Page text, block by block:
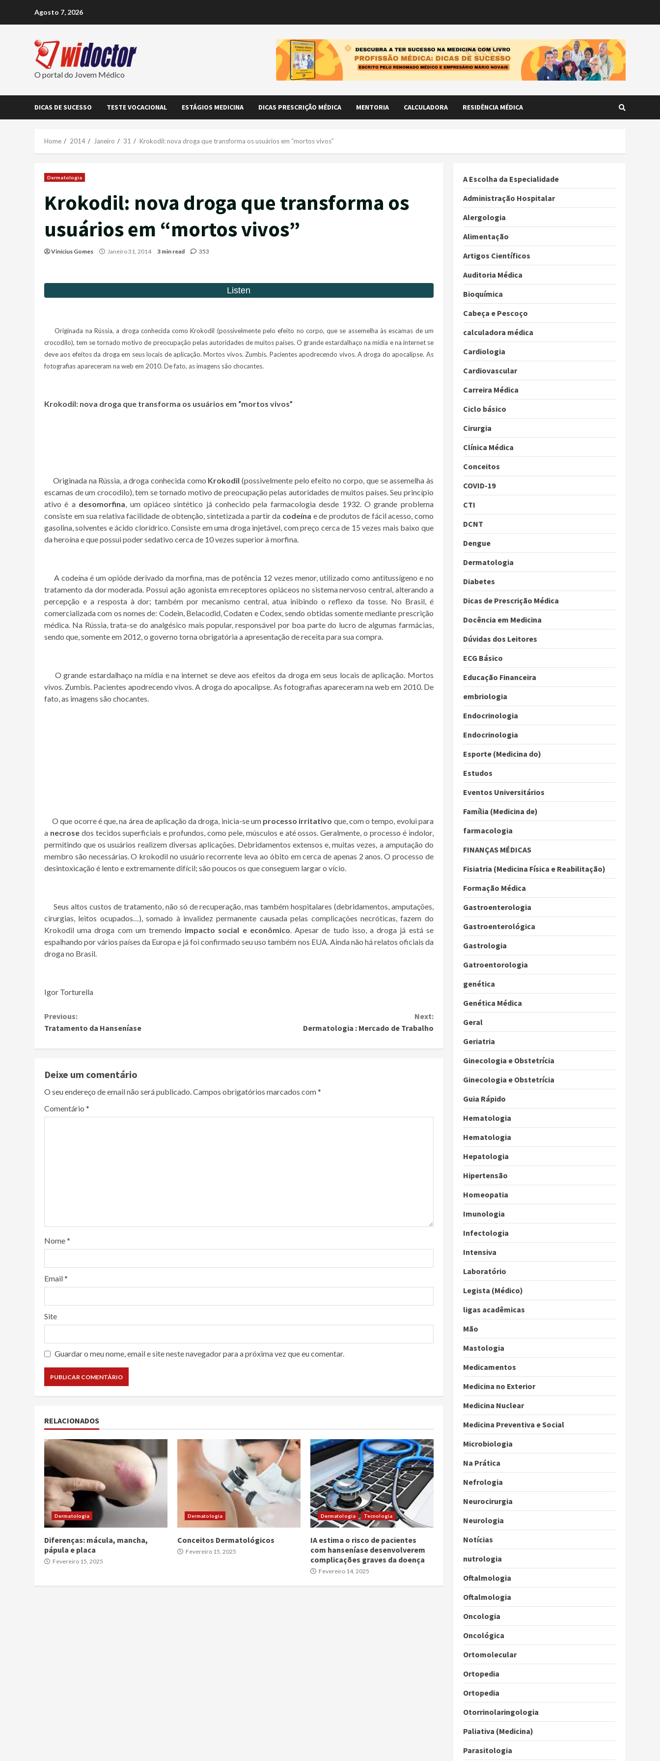
Agosto 7, 2026
O portal do Jovem Médico
DICAS DE SUCESSO TESTE VOCACIONAL ESTÁGIOS MEDICINA DICAS PRESCRIÇÃO MÉDICA MENTORIA CALCULADORA RESIDÊNCIA MÉDICA
Home 2014 Janeiro 31 Krokodil: nova droga que transforma os usuários em “mortos vivos”
Dermatologia
Krokodil: nova droga que transforma os
usuários em “mortos vivos”
Vinícius Gomes Janeiro 31, 2014 3 min read 353
Originada na Rússia, a droga conhecida como Krokodil (possivelmente pelo efeito no corpo, que se assemelha às escamas de um
crocodilo), tem se tornado motivo de preocupação pelas autoridades de muitos países.O grande estardalhaço na mídia e na internet se
deve aos efeitos da droga em seus locais de aplicação. Mortos vivos. Zumbis. Pacientes apodrecendo vivos. A droga do apocalipse. As
fotografias apareceram na web em 2010. De fato, as imagens são chocantes.
Krokodil: nova droga que transforma os usuários em “mortos vivos”
Originada na Rússia, a droga conhecida como Krokodil (possivelmente pelo efeito no corpo, que se assemelha às
escamas de um crocodilo), tem se tornado motivo de preocupação pelas autoridades de muitos países. Seu princípio
ativo é a desomorfina, um opiáceo sintético já conhecido pela farmacologia desde 1932. O grande problema
consiste em sua relativa facilidade de obtenção, sintetizada a partir da codeína e de produtos de fácil acesso, como
gasolina, solventes e ácido clorídrico. Consiste em uma droga injetável, com preço cerca de 15 vezes mais baixo que
da heroína e que possui poder sedativo cerca de 10 vezes superior à morfina.
A codeína é um opióde derivado da morfina, mas de potência 12 vezes menor, utilizado como antitussígeno e no
tratamento da dor moderada. Possui ação agonista em receptores opiáceos no sistema nervoso central, alterando a
percepção e a resposta à dor; também por mecanismo central, atua inibindo o reflexo da tosse. No Brasil, é
comercializada com os nomes de: Codein, Belacodid, Codaten e Codex, sendo obtidas somente mediante prescrição
médica. Na Rússia, trata-se do analgésico mais popular, responsável por boa parte do lucro de algumas farmácias,
sendo que, somente em 2012, o governo torna obrigatória a apresentação de receita para sua compra.
O grande estardalhaço na mídia e na internet se deve aos efeitos da droga em seus locais de aplicação. Mortos
vivos. Zumbis. Pacientes apodrecendo vivos. A droga do apocalipse. As fotografias apareceram na web em 2010. De
fato, as imagens são chocantes.
O que ocorre é que, na área de aplicação da droga, inicia-se um processo irritativo que, com o tempo, evolui para
a necrosedos tecidos superficiais e profundos, como pele, músculos e até ossos. Geralmente, o processo é indolor,
permitindo que os usuários realizem diversas aplicações. Debridamentos extensos e, muitas vezes, a amputação do
membro são necessárias. O krokodil no usuário recorrente leva ao óbito em cerca de apenas 2 anos. O processo de
desintoxicação é lento e extremamente difícil; são poucos os que conseguem largar o vício.
Seus altos custos de tratamento, não só de recuperação, mas também hospitalares (debridamentos, amputações,
cirurgias, leitos ocupados…), somado à invalidez permanente causada pelas complicações necróticas, fazem do
Krokodil uma droga com um tremendo impacto social e econômico. Apesar de tudo isso, a droga já está se
espalhando por vários países da Europa e já foi confirmado seu uso também nos EUA. Ainda não há relatos oficiais da
droga no Brasil.
Igor Torturella
Continue
Previous:
Tratamento da Hanseníase
Next:
Dermatologia : Mercado de Trabalho
Deixe um comentário
O seu endereço de email não será publicado.Campos obrigatórios marcados com*
Comentário *
Nome*
Email*
Site
Guardar o meu nome, email e site neste navegador para a próxima vez que eu comentar.
RELACIONADOS
Dermatologia
Diferenças: mácula, mancha,
pápula e placa
Fevereiro 15, 2025
Dermatologia
Conceitos Dermatológicos
Fevereiro 15, 2025
Dermatologia Tecnologia
IA estima o risco de pacientes
com hanseníase desenvolverem
complicações graves da doença
Fevereiro 14, 2025
A Escolha da Especialidade
Administração Hospitalar
Alergologia
Alimentação
Artigos Científicos
Auditoria Médica
Bioquímica
Cabeça e Pescoço
calculadora médica
Cardiologia
Cardiovascular
Carreira Médica
Ciclo básico
Cirurgia
Clínica Médica
Conceitos
COVID-19
CTI
DCNT
Dengue
Dermatologia
Diabetes
Dicas de Prescrição Médica
Docência em Medicina
Dúvidas dos Leitores
ECG Básico
Educação Financeira
embriologia
Endocrinologia
Endocrinologia
Esporte (Medicina do)
Estudos
Eventos Universitários
Família (Medicina de)
farmacologia
FINANÇAS MÉDICAS
Fisiatria (Medicina Física e Reabilitação)
Formação Médica
Gastroenterologia
Gastroenterológica
Gastrologia
Gatroentorologia
genética
Genética Médica
Geral
Geriatria
Ginecologia e Obstetrícia
Ginecologia e Obstetrícia
Guia Rápido
Hematologia
Hematologia
Hepatologia
Hipertensão
Homeopatia
Imunologia
Infectologia
Intensiva
Laboratório
Legista (Médico)
ligas acadêmicas
Mão
Mastologia
Medicamentos
Medicina no Exterior
Medicina Nuclear
Medicina Preventiva e Social
Microbiologia
Na Prática
Nefrologia
Neurocirurgia
Neurologia
Notícias
nutrologia
Oftalmologia
Oftalmologia
Oncologia
Oncológica
Ortomolecular
Ortopedia
Ortopedia
Otorrinolaringologia
Paliativa (Medicina)
Parasitologia